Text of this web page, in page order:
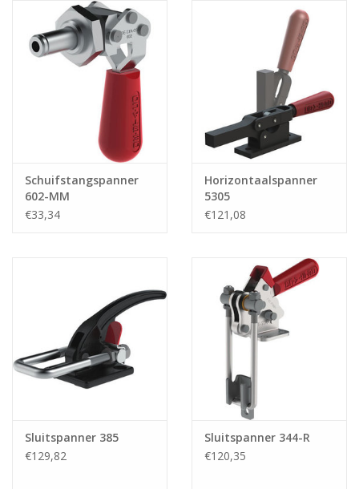
Schuifstangspanner
602-MM
€33,34
Horizontaalspanner
5305
€121,08
Sluitspanner 385
€129,82
Sluitspanner 344-R
€120,35